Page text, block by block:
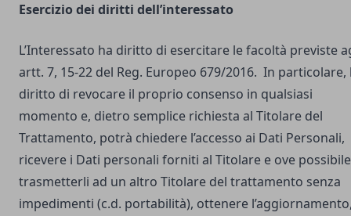
Esercizio dei diritti dell’interessato
L’Interessato ha diritto di esercitare le facoltà previste
artt. 7, 15-22 del Reg. Europeo 679/2016. In particolare,
diritto di revocare il proprio consenso in qualsiasi
momento e, dietro semplice richiesta al Titolare del
Trattamento, potrà chiedere l’accesso ai Dati Personali,
ricevere i Dati personali forniti al Titolare e ove possibile
trasmetterli ad un altro Titolare del trattamento senza
impedimenti (c.d. portabilità), ottenere